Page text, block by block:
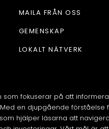
som fokuserar på att
en djupgående förståelse
hjälper läsarna att
MAILA FRÅN OSS
GEMENSKAP
LOKALT NÄTVERK